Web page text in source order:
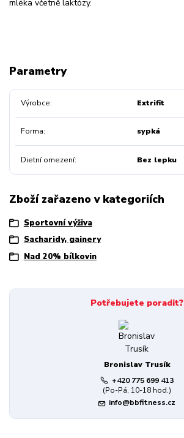
mléka včetně laktózy.
Parametry
Výrobce Extrifit
Forma sypká
Dietní omezení Bez lepku
Zboží zařazeno v kategoriích
Sportovní výživa
Sacharidy, gainery
Nad 20% bílkovin
Potřebujete poradit?
Bronislav Trusík
+420 775 699 413
(Po-Pá, 10-18 hod.)
info@bbfitness.cz